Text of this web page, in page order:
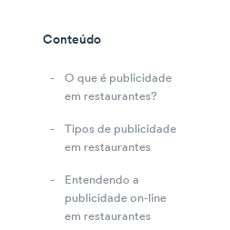
Conteúdo
O que é publicidade
em restaurantes?
Tipos de publicidade
em restaurantes
Entendendo a
publicidade on-line
em restaurantes